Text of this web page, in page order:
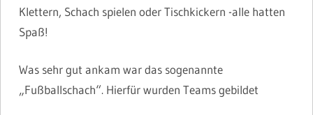
Klettern, Schach spielen oder Tischkickern -alle hatten
Spaß!
Was sehr gut ankam war das sogenannte
„Fußballschach“. Hierfür wurden Teams gebildet